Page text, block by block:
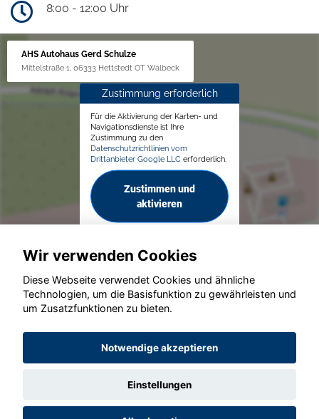
8:00 - 12:00 Uhr
AHS Autohaus Gerd Schulze
Mittelstraße 1, 06333 Hettstedt OT Walbeck
Zustimmung erforderlich
Für die Aktivierung der Karten- und
Navigationsdienste ist Ihre
Zustimmung zu den
Datenschutzrichtlinien vom
Drittanbieter Google LLC erforderlich.
Zustimmen und
aktivieren
© konjunkturmotor.de GmbH 2020 - 2026
Wir verwenden Cookies
Diese Webseite verwendet Cookies und ähnliche
Technologien, um die Basisfunktion zu gewährleisten und
um Zusatzfunktionen zu bieten.
Notwendige akzeptieren
Einstellungen